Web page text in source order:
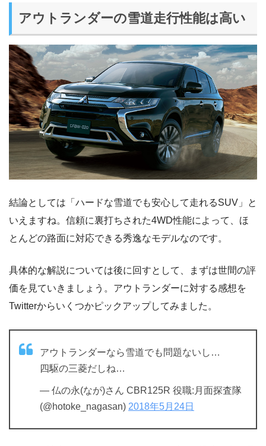
アウトランダーの雪道走行性能は高い
結論としては「ハードな雪道でも安心して走れるSUV」と
いえますね。信頼に裏打ちされた4WD性能によって、ほ
とんどの路面に対応できる秀逸なモデルなのです。
具体的な解説については後に回すとして、まずは世間の評
価を見ていきましょう。アウトランダーに対する感想を
Twitterからいくつかピックアップしてみました。
アウトランダーなら雪道でも問題ないし…
四駆の三菱だしね…
— 仏の永(なが)さん CBR125R 役職:月面探査隊
(@hotoke_nagasan) 2018年5月24日